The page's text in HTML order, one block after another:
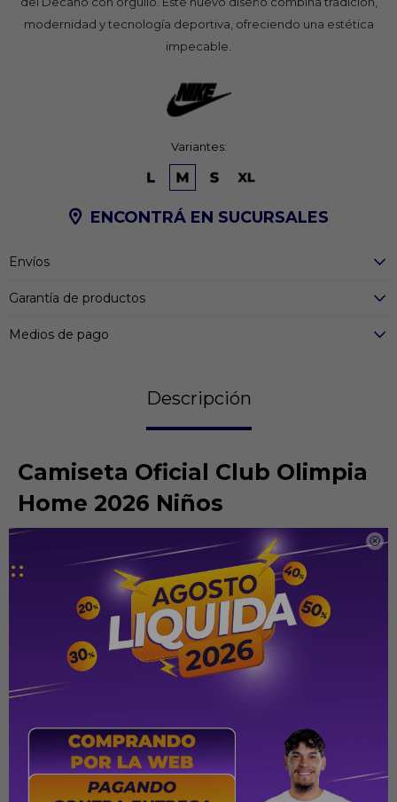

modernidad y tecnología deportiva, ofreciendo una estética
impecable.
Variantes:
ENCONTRÁ EN SUCURSALES
Envíos
Garantía de productos
Medios de pago
Descripción
Camiseta Oficial Club Olimpia
Home 2026 Niños
Fabricada en un tejido técnico ligero y respirable, la camiseta
garantiza comodidad en todo momento. Su diseño presenta
el clásico color blanco característico del Olimpia,
acompañado de una franja frontal negra con patrón
cuadriculado, que aporta un toque innovador sin perder la
esencia histórica del club. El escudo oficial se destaca en el
pecho junto a la estrella dorada y tres estrellas plateadas que
representan los máximos logros internacionales.